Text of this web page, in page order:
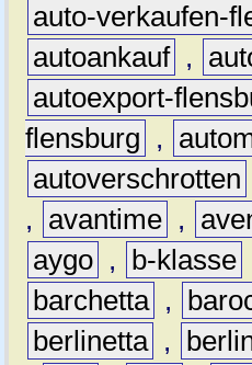
auto-verkaufen-
autoankauf ,
autoexport-
flensburg
,
autoverschrotten
,
avantime ,
aygo , b-klasse
barchetta ,
berlinetta ,